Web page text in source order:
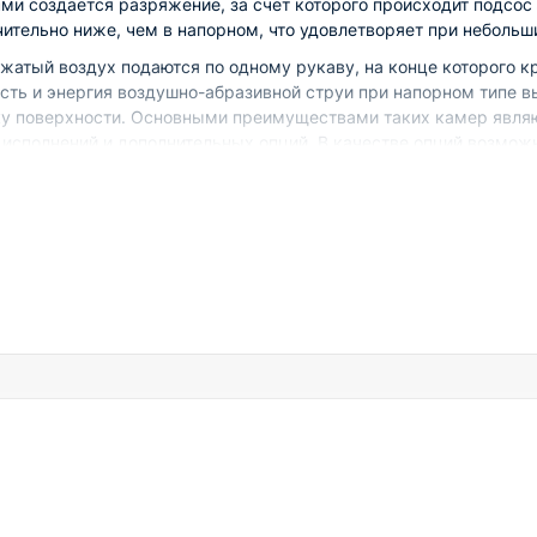
создается разряжение, за счет которого происходит
ниже, чем в напорном, что удовлетворяет при
воздух подаются по одному рукаву, на конце которого
и энергия воздушно-абразивной струи при напорном типе
поверхности. Основными преимуществами таких камер
и дополнительных опций. В качестве опций
шерохования, снятия слоев, матирование, упрочнения,
песок, электрокорунд, металлическая или чугунная
подключения к системам вентиляции.